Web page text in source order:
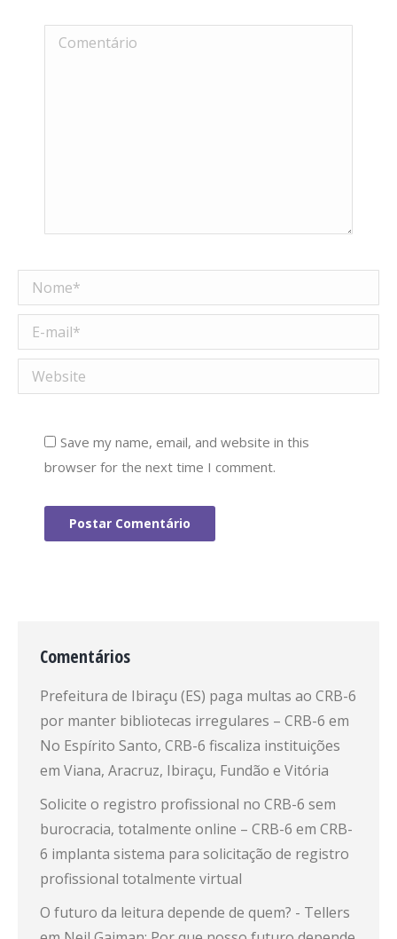
Comentário
Nome *
E-mail *
Website
Save my name, email, and website in this
browser for the next time I comment.
Postar Comentário
Comentários
Prefeitura de Ibiraçu (ES) paga multas ao CRB-6
por manter bibliotecas irregulares – CRB-6 em
No Espírito Santo, CRB-6 fiscaliza instituições
em Viana, Aracruz, Ibiraçu, Fundão e Vitória
Solicite o registro profissional no CRB-6 sem
burocracia, totalmente online – CRB-6 em CRB-
6 implanta sistema para solicitação de registro
profissional totalmente virtual
O futuro da leitura depende de quem? - Tellers